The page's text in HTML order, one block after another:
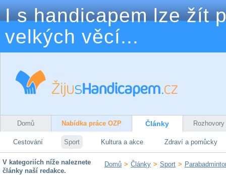
I s handicapem lze žít
velkých věcí...
Domů Nabídka práce OZP Články Rozhovory
Cestování Sport Kultura a akce Zdraví a pomůcky
V kategoriích níže naleznete
články naší redakce.
Domů > Články > Sport >